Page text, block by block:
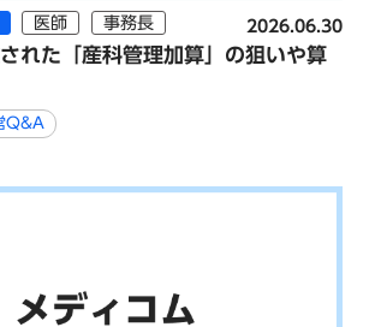
医師 事務長 2026.06.30
れた「産科管理加算」の狙いや算
Q&A